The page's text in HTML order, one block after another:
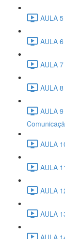
AULA
AULA
AULA
AULA
AULA
AULA
AULA
AULA
AULA
AULA